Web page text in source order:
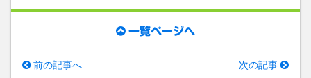
一覧ページへ
前の記事へ 次の記事